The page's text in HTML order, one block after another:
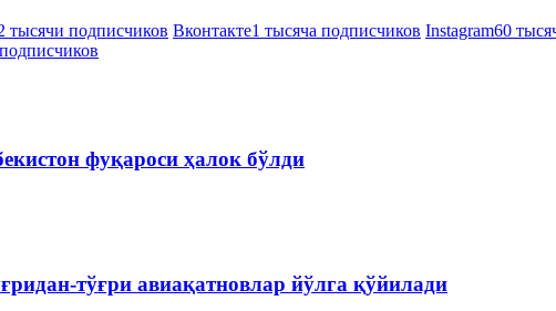
тысячи подписчиков Вконтакте1 тысяча подписчиков Instagram60
фуқароси ҳалок бўлди
тўғри авиақатновлар йўлга қўйилади